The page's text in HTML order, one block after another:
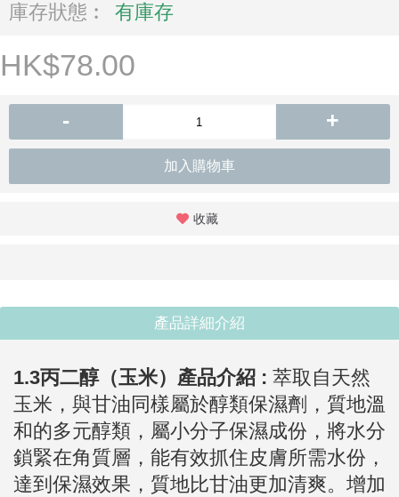
庫存狀態︰
有庫存
HK$78.00
- +
加入購物車
收藏
產品詳細介紹
1.3丙二醇（玉米） 產品介紹 : 萃取自天然
玉米，與甘油同樣屬於醇類保濕劑，質地溫
和的多元醇類，屬小分子保濕成份，將水分
鎖緊在角質層，能有效抓住皮膚所需水份，
達到保濕效果，質地比甘油更加清爽。增加